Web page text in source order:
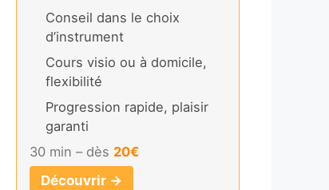
Conseil dans le choix
d’instrument
Cours visio ou à domicile,
flexibilité
Progression rapide, plaisir
garanti
30 min – dès 20€
Découvrir →